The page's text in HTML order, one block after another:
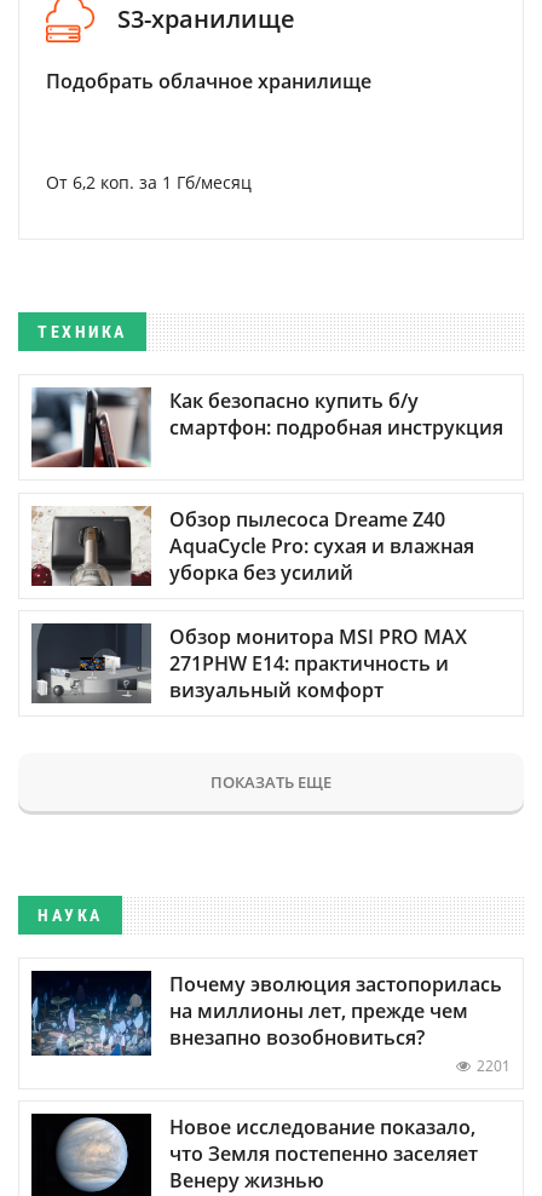
S3-хранилище
Подобрать облачное хранилище
От 6,2 коп. за 1 Гб/месяц
ТЕХНИКА
Как безопасно купить б/у
смартфон: подробная инструкция
Обзор пылесоса Dreame Z40
AquaCycle Pro: сухая и влажная
уборка без усилий
Обзор монитора MSI PRO MAX
271PHW E14: практичность и
визуальный комфорт
ПОКАЗАТЬ ЕЩЕ
НАУКА
Почему эволюция застопорилась
на миллионы лет, прежде чем
внезапно возобновиться?
2201
Новое исследование показало,
что Земля постепенно заселяет
Венеру жизнью